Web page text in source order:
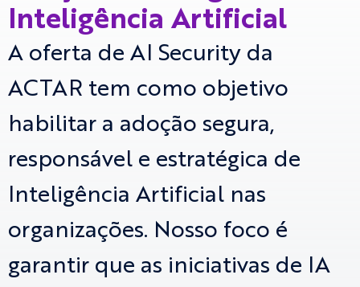
Inteligência Artificial
A oferta de AI Security da
ACTAR tem como objetivo
habilitar a adoção segura,
responsável e estratégica de
Inteligência Artificial nas
organizações. Nosso foco é
garantir que as iniciativas de IA